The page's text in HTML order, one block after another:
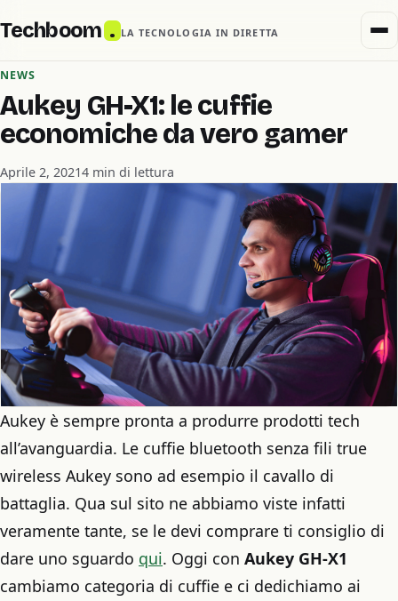
Techboom . LA TECNOLOGIA IN DIRETTA
NEWS
Aukey GH-X1: le cuffie
economiche da vero gamer
Aprile 2, 20214 min di lettura
Aukey è sempre pronta a produrre prodotti tech
all’avanguardia. Le cuffie bluetooth senza fili true
wireless Aukey sono ad esempio il cavallo di
battaglia. Qua sul sito ne abbiamo viste infatti
veramente tante, se le devi comprare ti consiglio di
dare uno sguardo qui. Oggi con Aukey GH-X1
cambiamo categoria di cuffie e ci dedichiamo ai